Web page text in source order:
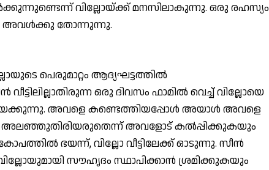
വില്ലോയ്ക്ക് മനസിലാകുന്നു. ഒരു രഹസ്യം
അവള്‍ക്കു തോന്നുന്നു.
പെരുമാറ്റം ആദ്യഘട്ടത്തില്‍
ഒരു ദിവസം ഫാമില്‍ വെച്ച് വില്ലോയെ
അവളെ കണ്ടെത്തിയപ്പോള്‍ അയാള്‍ അവളെ
അലഞ്ഞുതിരിയരുതെന്ന് അവളോട് കല്‍പ്പിക്കുകയും
ഭയന്ന്, വില്ലോ വീട്ടിലേക്ക് ഓടുന്നു. സീന്‍
സൗഹൃദം സ്ഥാപിക്കാന്‍ ശ്രമിക്കുകയും